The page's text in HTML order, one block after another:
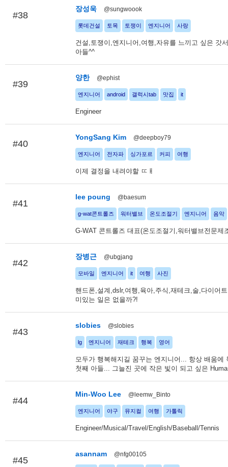
#38
장성욱 @sungwoook
롯데건설 토목 토쟁이 엔지니어 사랑
건설,토쟁이,엔지니어,여행,자유를 느끼고 싶은 갓
아들^^
#39
양한 @ephist
엔지니어 android 갤럭시tab 맛집 it
Engineer
#40
YongSang Kim @deepboy79
엔지니어 전자파 싱가포르 커피 여행
이제 결정을 내려야할 ㄸㅐ
#41
lee poung @baesum
g-wat콘트롤즈 워터밸브 온도조절기 엔지니어 음악
G-WAT 콘트롤즈 대표(온도조절기,워터밸브전문제
#42
장병근 @ubgjang
모바일 엔지니어 it 여행 사진
핸드폰,설계,dslr,여행,육아,주식,재테크,술,다이어
미있는 일은 없을까?!
#43
slobies @slobies
lg 엔지니어 재테크 행복 영어
모두가 행복해지길 꿈꾸는 엔지니어... 항상 배움에
첫째 아들... 그늘진 곳에 작은 빛이 되고 싶은
#44
Min-Woo Lee @leemw_Binto
엔지니어 야구 뮤지컬 여행 가톨릭
Engineer/Musical/Travel/English/Baseball/Tennis
#45
asannam @nfg00105